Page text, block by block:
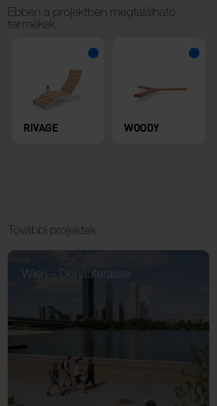
Ebben a projektben megtalálható
termékek
RIVAGE WOODY
További projektek
Wien – Donauterasse